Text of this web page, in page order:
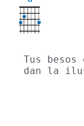
Tus besos
dan la